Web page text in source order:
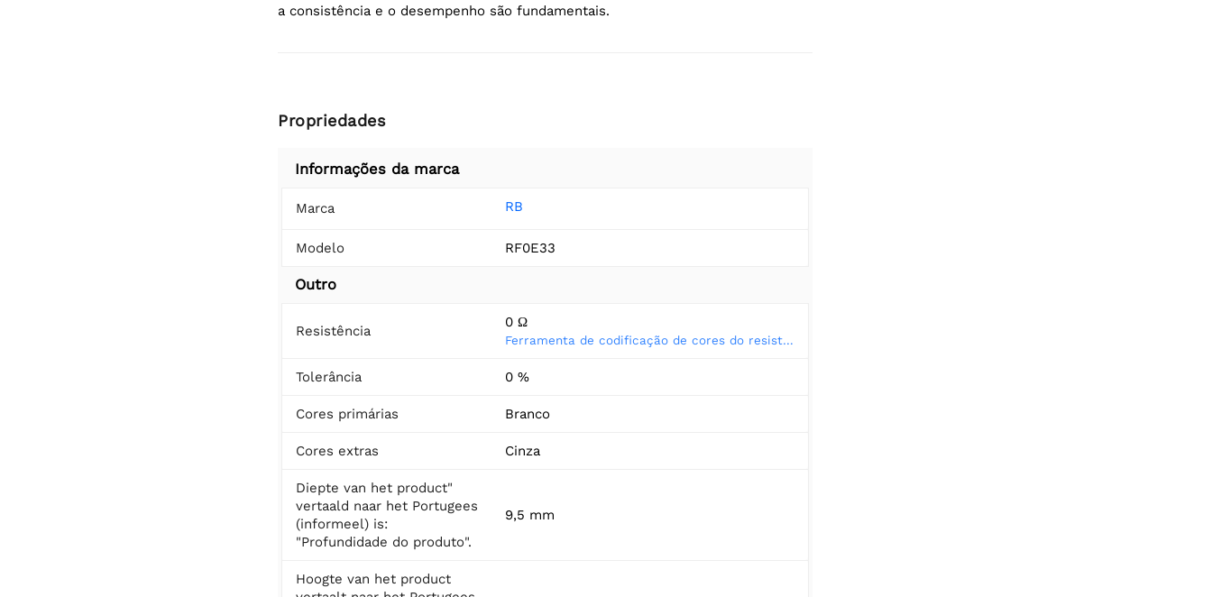
a consistência e o desempenho são fundamentais.
Propriedades
Informações da marca
Marca RB
Modelo RF0E33
Outro
Resistência
0 Ω
Ferramenta de codificação de cores do resistor
Tolerância 0 %
Cores primárias Branco
Cores extras Cinza
Diepte van het product"
vertaald naar het Portugees
(informeel) is:
"Profundidade do produto".
9,5 mm
Hoogte van het product